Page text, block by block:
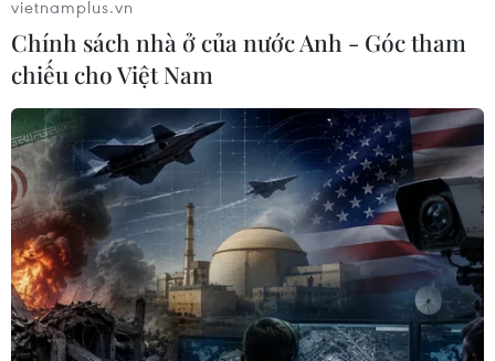
vietnamplus.vn
Chính sách nhà ở của nước Anh - Góc tham
chiếu cho Việt Nam